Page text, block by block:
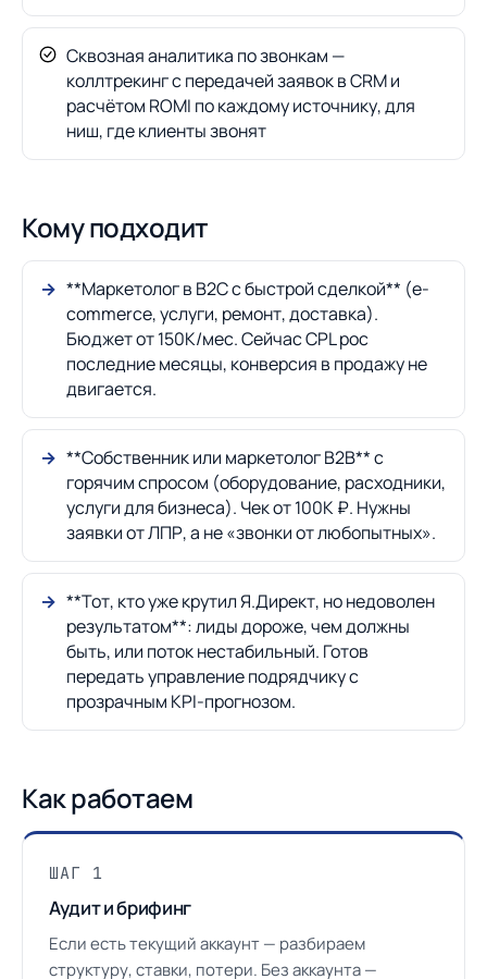
Сквозная аналитика по звонкам —
коллтрекинг с передачей заявок в CRM и
расчётом ROMI по каждому источнику, для
ниш, где клиенты звонят
Кому подходит
**Маркетолог в B2C с быстрой сделкой** (e-
commerce, услуги, ремонт, доставка).
Бюджет от 150К/мес. Сейчас CPL рос
последние месяцы, конверсия в продажу не
двигается.
**Собственник или маркетолог B2B** с
горячим спросом (оборудование, расходники,
услуги для бизнеса). Чек от 100К ₽. Нужны
заявки от ЛПР, а не «звонки от любопытных».
**Тот, кто уже крутил Я.Директ, но недоволен
результатом**: лиды дороже, чем должны
быть, или поток нестабильный. Готов
передать управление подрядчику с
прозрачным KPI-прогнозом.
Как работаем
ШАГ 1
Аудит и брифинг
Если есть текущий аккаунт — разбираем
структуру, ставки, потери. Без аккаунта —